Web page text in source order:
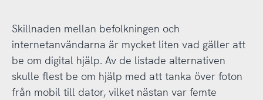
Skillnaden mellan befolkningen och
internetanvändarna är mycket liten vad gäller att
be om digital hjälp. Av de listade alternativen
skulle flest be om hjälp med att tanka över foton
från mobil till dator, vilket nästan var femte